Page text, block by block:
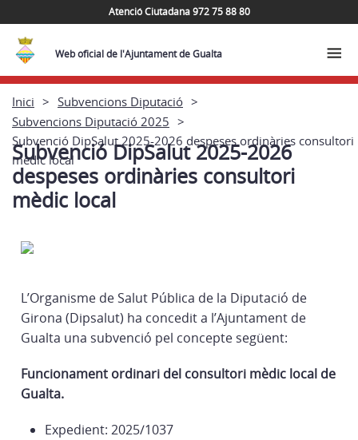
Atenció Ciutadana 972 75 88 80
Web oficial de l'Ajuntament de Gualta
Inici
Subvencions Diputació
Subvencions Diputació 2025
Subvenció DipSalut 2025-2026 despeses ordinàries consultori
mèdic local
Subvenció DipSalut 2025-2026
despeses ordinàries consultori
mèdic local
L’Organisme de Salut Pública de la Diputació de
Girona (Dipsalut) ha concedit a l’Ajuntament de
Gualta una subvenció pel concepte següent:
Funcionament ordinari del consultori mèdic local de
Gualta.
Expedient: 2025/1037